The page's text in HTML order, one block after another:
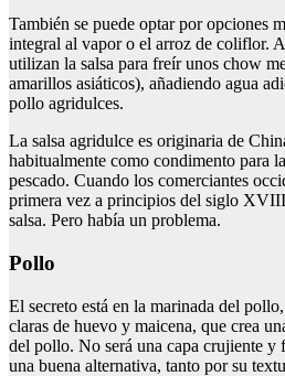
También se puede optar por opciones
integral al vapor o el arroz de coliflor.
utilizan la salsa para freír unos chow
amarillos asiáticos), añadiendo agua
pollo agridulces.
La salsa agridulce es originaria de
habitualmente como condimento para
pescado. Cuando los comerciantes
primera vez a principios del siglo
salsa. Pero había un problema.
Pollo
El secreto está en la marinada del
claras de huevo y maicena, que crea
del pollo. No será una capa crujiente y
una buena alternativa, tanto por su